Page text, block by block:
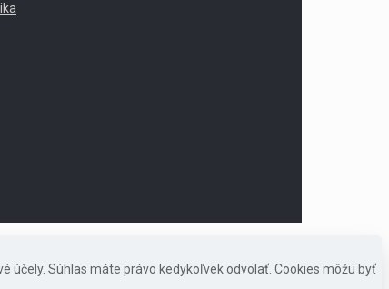
účely. Súhlas máte právo kedykoľvek odvolať. Cookies môžu byť